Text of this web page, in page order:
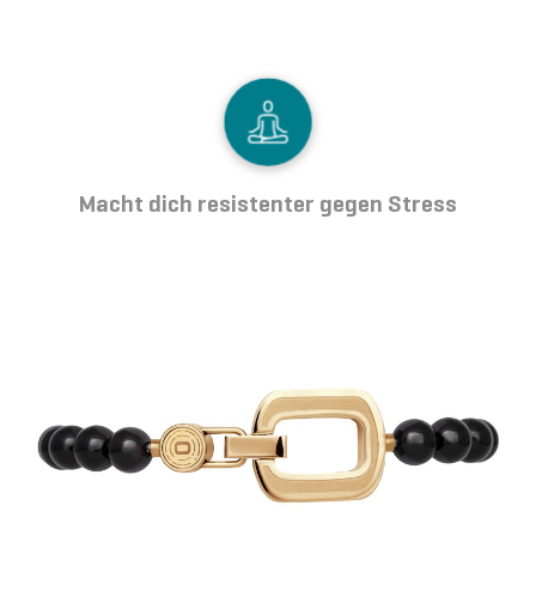
Macht dich resistenter gegen Stress